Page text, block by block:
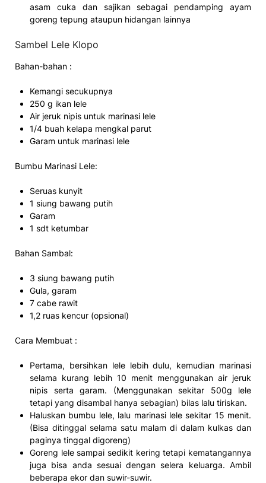
asam cuka dan sajikan sebagai pendamping ayam
goreng tepung ataupun hidangan lainnya
Sambel Lele Klopo
Bahan-bahan :
Kemangi secukupnya
250 g ikan lele
Air jeruk nipis untuk marinasi lele
1/4 buah kelapa mengkal parut
Garam untuk marinasi lele
Bumbu Marinasi Lele:
Seruas kunyit
1 siung bawang putih
Garam
1 sdt ketumbar
Bahan Sambal:
3 siung bawang putih
Gula, garam
7 cabe rawit
1,2 ruas kencur (opsional)
Cara Membuat :
Pertama, bersihkan lele lebih dulu, kemudian marinasi
selama kurang lebih 10 menit menggunakan air jeruk
nipis serta garam. (Menggunakan sekitar 500g lele
tetapi yang disambal hanya sebagian) bilas lalu tiriskan.
Haluskan bumbu lele, lalu marinasi lele sekitar 15 menit.
(Bisa ditinggal selama satu malam di dalam kulkas dan
paginya tinggal digoreng)
Goreng lele sampai sedikit kering tetapi kematangannya
juga bisa anda sesuai dengan selera keluarga. Ambil
beberapa ekor dan suwir-suwir.